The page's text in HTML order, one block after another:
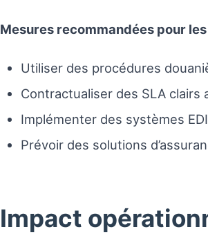
Mesures recommandées pour
Utiliser des procédures
Contractualiser des SLA
Implémenter des systèmes
Prévoir des solutions
Impact